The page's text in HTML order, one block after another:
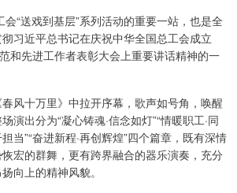
“送戏到基层”系列活动的重要一站，也是全
习近平总书记在庆祝中华全国总工会成立
和先进工作者表彰大会上重要讲话精神的一
风十万里》中拉开序幕，歌声如号角，唤醒
演出分为“凝心铸魂·信念如灯”“情暖职工·同
当”“奋进新程·再创辉煌”四个篇章，既有深情
宏的群舞，更有跨界融合的器乐演奏，充分
向上的精神风貌。